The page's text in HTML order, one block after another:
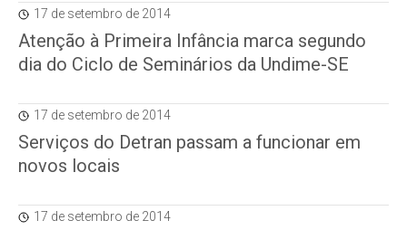
17 de setembro de 2014
Atenção à Primeira Infância marca segundo
dia do Ciclo de Seminários da Undime-SE
17 de setembro de 2014
Serviços do Detran passam a funcionar em
novos locais
17 de setembro de 2014